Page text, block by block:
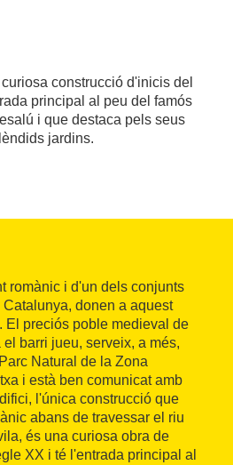
construcció d'inicis del
principal al peu del famós
i que destaca pels seus
jardins.
romànic i d'un dels conjunts
donen a aquest
El preciós poble medieval de
barri jueu, serveix, a més,
Natural de la Zona
i està ben comunicat amb
l'única construcció que
abans de travessar el riu
és una curiosa obra de
XX i té l'entrada principal al